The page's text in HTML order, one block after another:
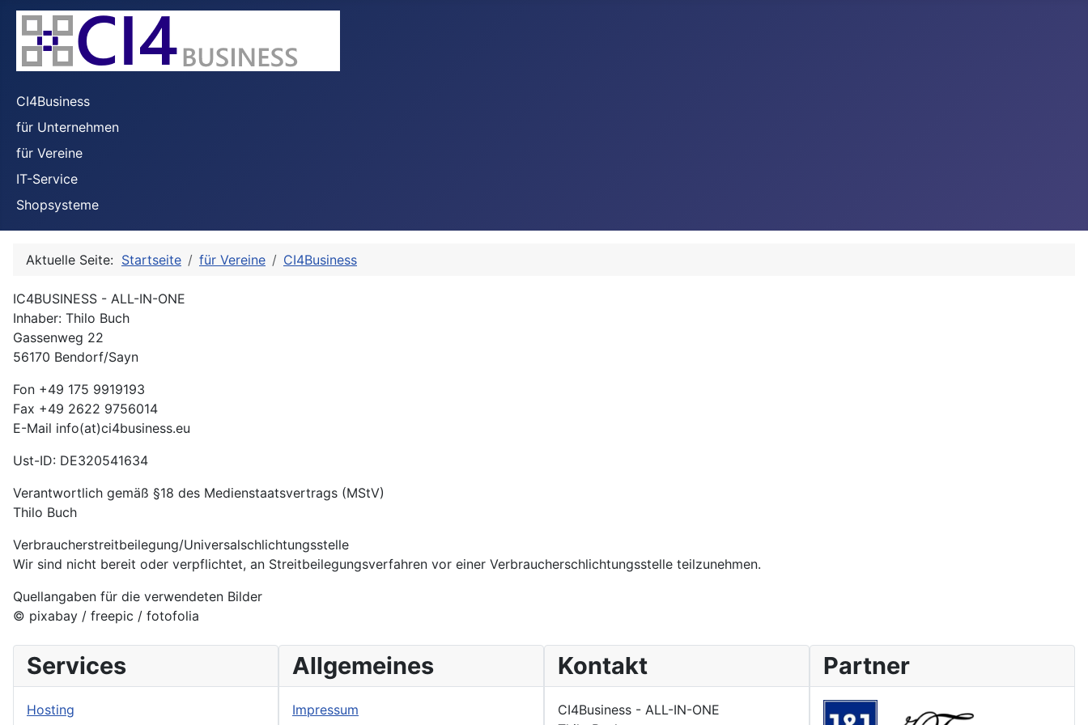
CI4Business
für Unternehmen
für Vereine
IT-Service
Shopsysteme
Aktuelle Seite: Startseite für Vereine CI4Business
IC4BUSINESS - ALL-IN-ONE
Inhaber: Thilo Buch
Gassenweg 22
56170 Bendorf/Sayn
Fon +49 175 9919193
Fax +49 2622 9756014
E-Mail info(at)ci4business.eu
Ust-ID: DE320541634
Verantwortlich gemäß §18 des Medienstaatsvertrags (MStV)
Thilo Buch
Verbraucherstreitbeilegung/Universalschlichtungsstelle
Wir sind nicht bereit oder verpflichtet, an Streitbeilegungsverfahren vor einer Verbraucherschlichtungsstelle teilzunehmen.
Quellangaben für die verwendeten Bilder
© pixabay / freepic / fotofolia
Services
Hosting
Allgemeines
Impressum
Kontakt
CI4Business - ALL-IN-ONE
Partner